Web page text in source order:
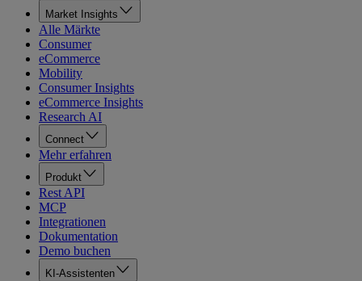
Market Insights
Alle Märkte
Consumer
eCommerce
Mobility
Consumer Insights
eCommerce Insights
Research AI
Connect
Mehr erfahren
Produkt
Rest API
MCP
Integrationen
Dokumentation
Demo buchen
KI-Assistenten